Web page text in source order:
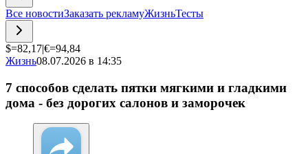
Все новостиЗаказать рекламуЖизньТесты
$=82,17|€=94,84
Жизнь08.07.2026 в 14:35
7 способов сделать пятки мягкими и гладкими
дома - без дорогих салонов и заморочек